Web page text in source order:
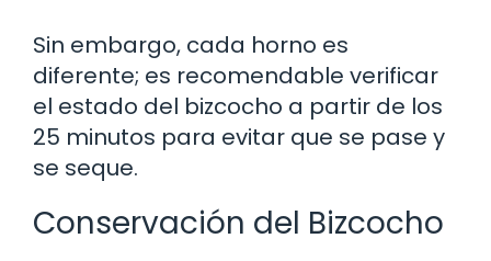
Sin embargo, cada horno es
diferente; es recomendable verificar
el estado del bizcocho a partir de los
25 minutos para evitar que se pase y
se seque.
Conservación del Bizcocho